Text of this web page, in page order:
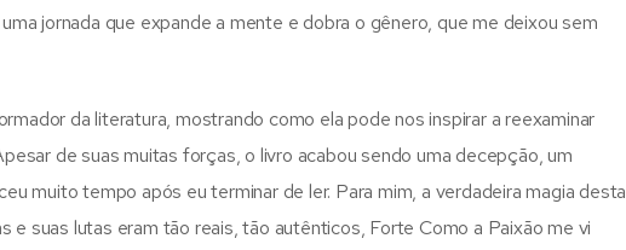
jornada que expande a mente e dobra o gênero, que me deixou sem
da literatura, mostrando como ela pode nos inspirar a reexaminar
de suas muitas forças, o livro acabou sendo uma decepção, um
muito tempo após eu terminar de ler. Para mim, a verdadeira magia desta
e suas lutas eram tão reais, tão autênticos, Forte Como a Paixão me vi